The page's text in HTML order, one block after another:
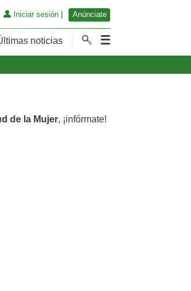
Iniciar sesión| Anúnciate
noticias
de la Mujer, ¡infórmate!